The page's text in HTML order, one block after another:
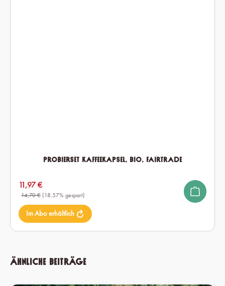
Probierset Kaffeekapsel, Bio, Fairtrade
Verkaufspreis:
11,97 €
14,70 € (18.57% gespart)
Im Abo erhältlich
Ähnliche Beiträge